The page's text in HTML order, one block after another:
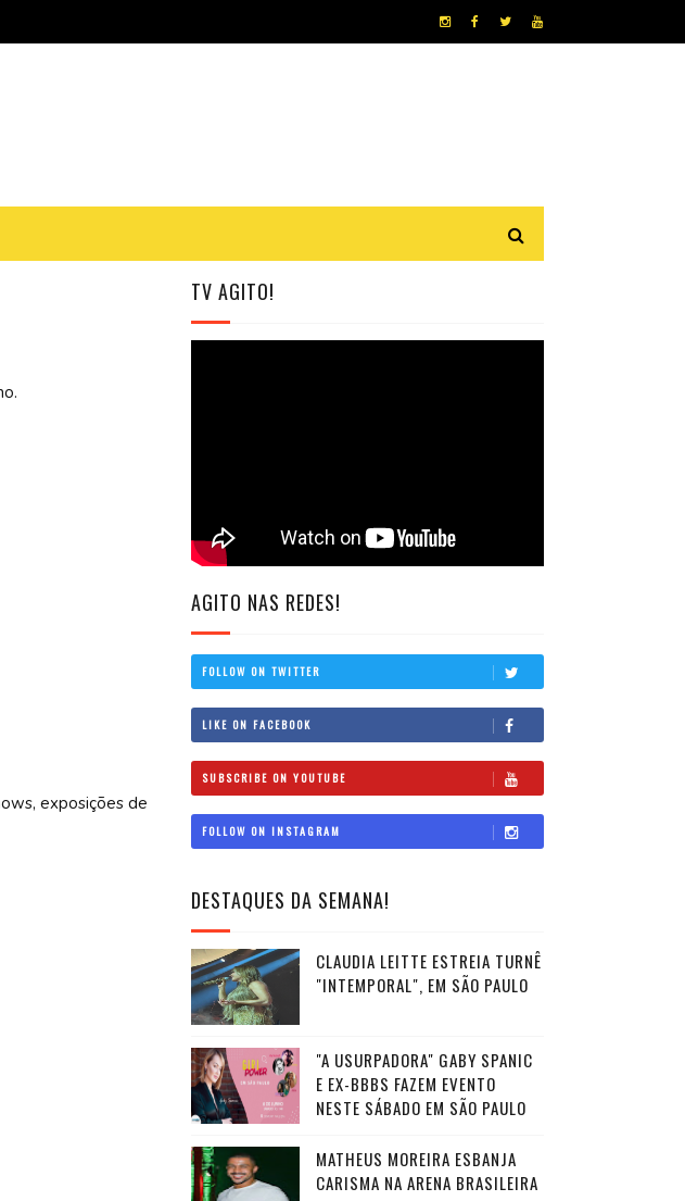
exposições de
TV AGITO!
AGITO NAS REDES!
FOLLOW ON TWITTER
LIKE ON FACEBOOK
SUBSCRIBE ON YOUTUBE
FOLLOW ON INSTAGRAM
DESTAQUES DA SEMANA!
CLAUDIA LEITTE ESTREIA TURNÊ
"INTEMPORAL", EM SÃO PAULO
"A USURPADORA" GABY SPANIC
E EX-BBBS FAZEM EVENTO
NESTE SÁBADO EM SÃO PAULO
MATHEUS MOREIRA ESBANJA
CARISMA NA ARENA BRASILEIRA